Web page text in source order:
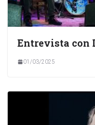
Entrevista con
01/03/2025